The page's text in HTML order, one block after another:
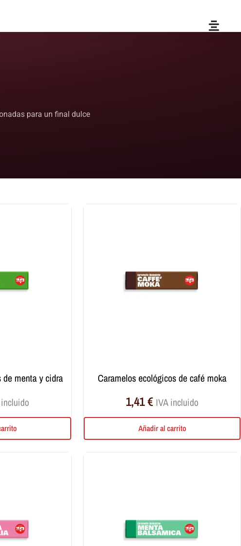
para un final dulce
de menta y cidra caramelos ecológicos de café moka
1,41€ IVA incluido
Añadir al carrito